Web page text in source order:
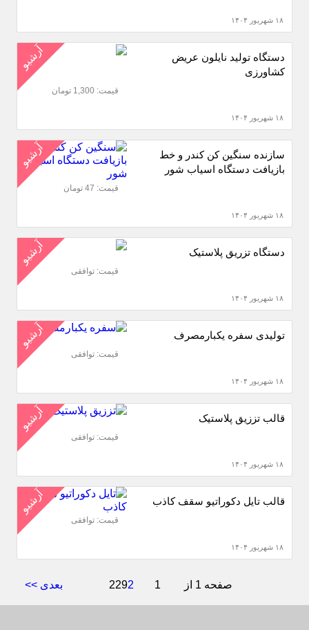
۱۸ شهریور ۱۴۰۴
آرشیو
دستگاه تولید نایلون عریض
کشاورزی
۱۸ شهریور ۱۴۰۴
قیمت: 1,300 تومان
آرشیو
سازنده سنگین کن کندر و خط
بازیافت دستگاه اسیاب شور
۱۸ شهریور ۱۴۰۴
قیمت: 47 تومان
آرشیو دستگاه تزریق پلاستیک
۱۸ شهریور ۱۴۰۴
قیمت: توافقی
آرشیو تولیدی سفره یکبارمصرف
۱۸ شهریور ۱۴۰۴
قیمت: توافقی
آرشیو قالب تززیق پلاستیک
۱۸ شهریور ۱۴۰۴
قیمت: توافقی
آرشیو قالب تایل دکوراتیو سقف کاذب
۱۸ شهریور ۱۴۰۴
قیمت: توافقی
صفحه 1 از 229 2 1 بعدی >>